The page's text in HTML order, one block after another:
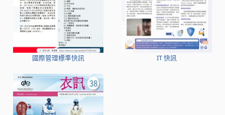
國際管理標準快訊 IT 快訊